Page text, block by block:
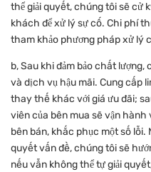
thể giải quyết, chúng tôi sẽ cử
khách để xử lý sự cố. Chi phí
tham khảo phương pháp xử lý
b, Sau khi đảm bảo chất
và dịch vụ hậu mãi. Cung cấp
thay thế khác với giá ưu đãi;
viên của bên mua sẽ vận
bên bán, khắc phục một số
quyết vấn đề, chúng tôi sẽ
nếu vẫn không thể tự giải